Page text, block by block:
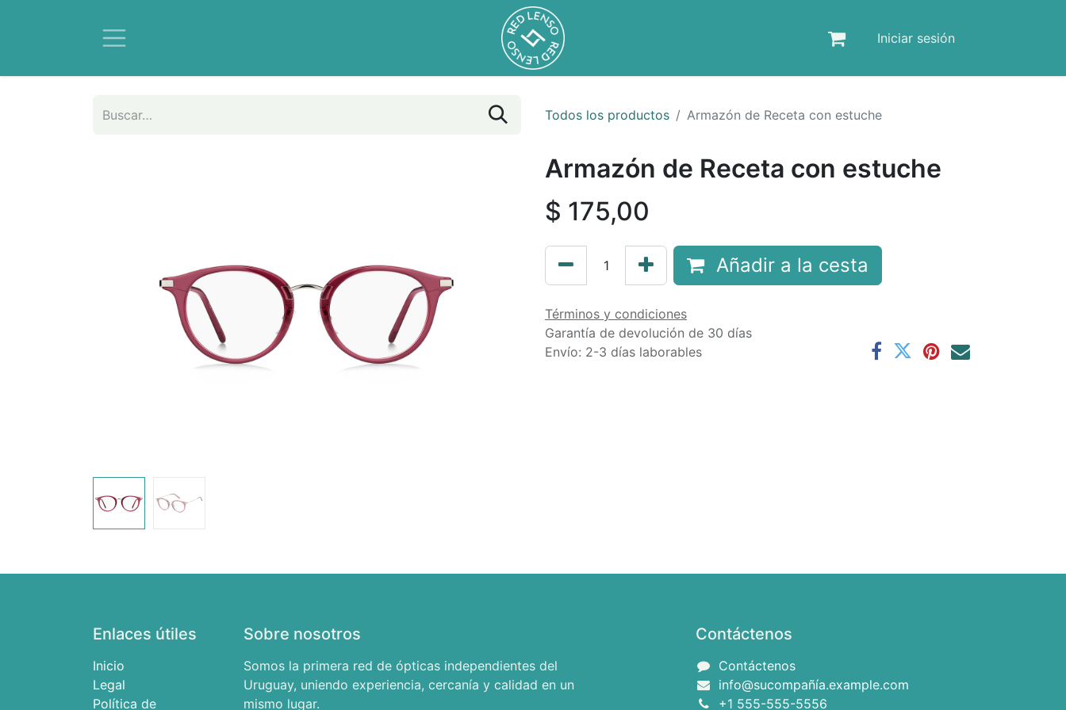
Iniciar sesión
Todos los productos Armazón de Receta con estuche
Armazón de Receta con estuche
$ 175,00
Añadir a la cesta
Términos y condiciones
Garantía de devolución de 30 días
Envío: 2-3 días laborables
Enlaces útiles
Inicio
Legal
Política de
Sobre nosotros
Somos la primera red de ópticas independientes del
Uruguay, uniendo experiencia, cercanía y calidad en un
mismo lugar.
Contáctenos
Contáctenos
info@sucompañía.example.com
+1 555-555-5556